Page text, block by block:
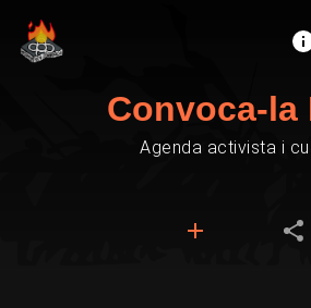
Convoca-la
Agenda activista i